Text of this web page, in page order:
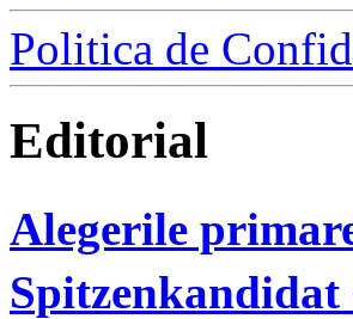
Politica de
Editorial
Alegerile